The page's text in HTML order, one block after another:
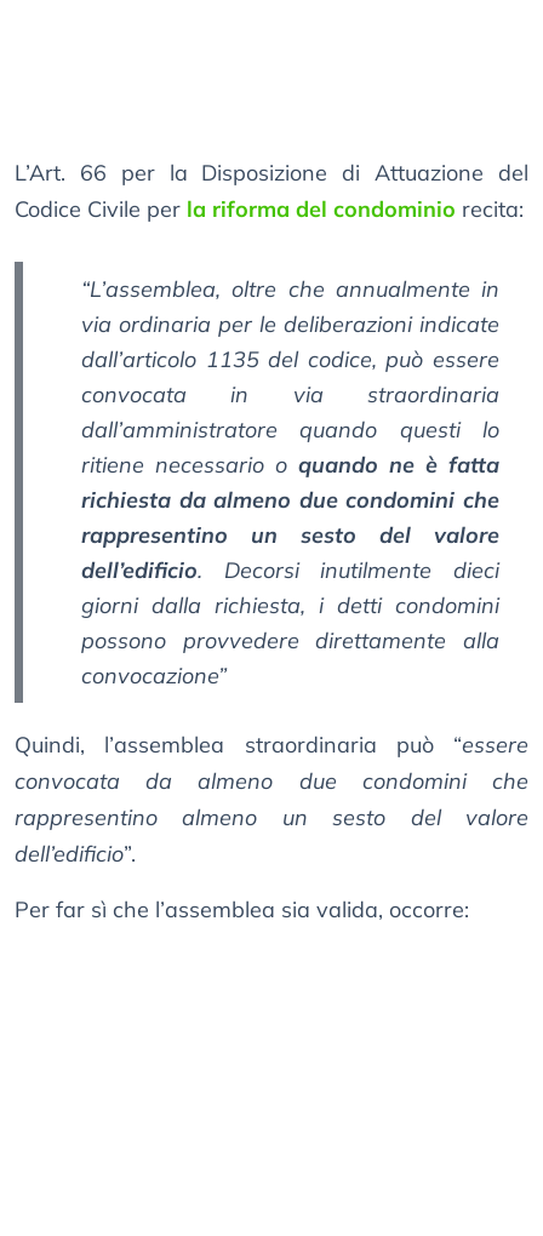
L’Art. 66 per la Disposizione di Attuazione del
Codice Civile per la riforma del condominio recita:
“L’assemblea, oltre che annualmente in
via ordinaria per le deliberazioni indicate
dall’articolo 1135 del codice, può essere
convocata in via straordinaria
dall’amministratore quando questi lo
ritiene necessario o quando ne è fatta
richiesta da almeno due condomini che
rappresentino un sesto del valore
dell’edificio. Decorsi inutilmente dieci
giorni dalla richiesta, i detti condomini
possono provvedere direttamente alla
convocazione”
Quindi, l’assemblea straordinaria può “essere
convocata da almeno due condomini che
rappresentino almeno un sesto del valore
dell’edificio”.
Per far sì che l’assemblea sia valida, occorre: